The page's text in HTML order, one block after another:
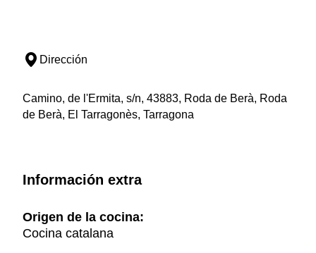
Dirección
Camino, de l'Ermita, s/n, 43883, Roda de Berà, Roda
de Berà, El Tarragonès, Tarragona
Información extra
Origen de la cocina:
Cocina catalana